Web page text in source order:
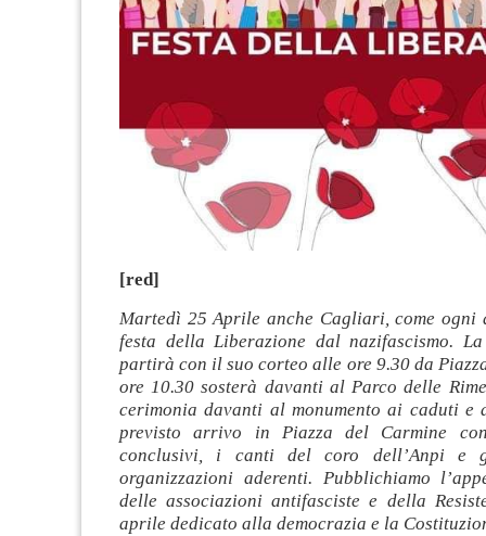
[red]
Martedì 25 Aprile anche Cagliari, come ogni
festa della Liberazione dal nazifascismo. La
partirà con il suo corteo alle ore 9.30 da
ore 10.30 sosterà davanti al Parco delle
cerimonia davanti al monumento ai caduti e
previsto arrivo in Piazza del Carmine
conclusivi, i canti del coro dell’Anpi e
organizzazioni aderenti. Pubblichiamo
delle associazioni antifasciste e della
aprile dedicato alla democrazia e la